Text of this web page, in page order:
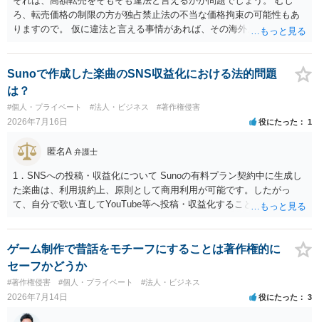
いと考えられます。仮に具体的な画面構成の一部に創作性が認められ
ても、その権利は当該部分に限られ、ご相談者の写真や文章等を制作
とも、契約書がなくても、見積書、メール、利用規約等に実績掲載へ
の同意があれば別です。また、単に制作を担当した事実を記載した
り、公開中のサイトへリンクしたりする行為まで当然に禁止できると
は限りません。 人物写真については、通常のSNSへの無断掲載と同
様、掲載目的、態様、必要性、本人の特定可能性等から判断されま
す。営業目的であり、本人も掲載を拒否していることは、違法性を認
める方向の事情となりますが、自動的に肖像権侵害となるわけではあ
りません。 まず、見積書、メール、チャット、デザイナーの利用規約
を確認したうえで、「提供素材及びこれを含む画面の複製・SNS掲載
を許諾しない」と書面で明確に通知することをお勧めします。すでに
掲載された場合は、URL、掲載日時、画面を保存してから削除を求め
てください。
ろ、転売価格の制限の方が独占禁止法の不当な価格拘束の可能性もあ
りますので。 仮に違法と言える事情があれば、その海外メーカーの権
ます。
Sunoで作成した楽曲のSNS収益化における法的問題
は？
#個人・プライベート #法人・ビジネス #著作権侵害
2026年7月16日 役にたった 1
匿名A 弁護士
1．SNSへの投稿・収益化について Sunoの有料プラン契約中に生成し
た楽曲は、利用規約上、原則として商用利用が可能です。したがっ
て、自分で歌い直してYouTube等へ投稿・収益化することも、通常は
確認してください。 2．メロディーや伴奏の使用について AIボーカル
を自分の歌声に差し替えても、メロディーや伴奏を使用する以上、Su
noの規約が適用されます。有料プランで適法に生成したものであれ
ば、原則として使用可能です。 3．著作権とJASRAC登録について Su
noが商用利用を認めていても、日本法上、その楽曲に著作権が発生す
るとは限りません。AIが自動生成したメロディーや伴奏について、人
の創作的な関与が乏しい場合、著作権が認められない可能性がありま
ゲーム制作で昔話をモチーフにすることは著作権的に
セーフかどうか
#著作権侵害 #個人・プライベート #法人・ビジネス
2026年7月14日 役にたった 3